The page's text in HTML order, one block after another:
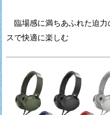
臨場感に満ちあふれた迫力
スで快適に楽しむ